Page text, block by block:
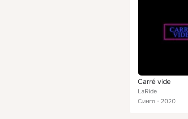
Carré vide
LaRide
Сингл
2020